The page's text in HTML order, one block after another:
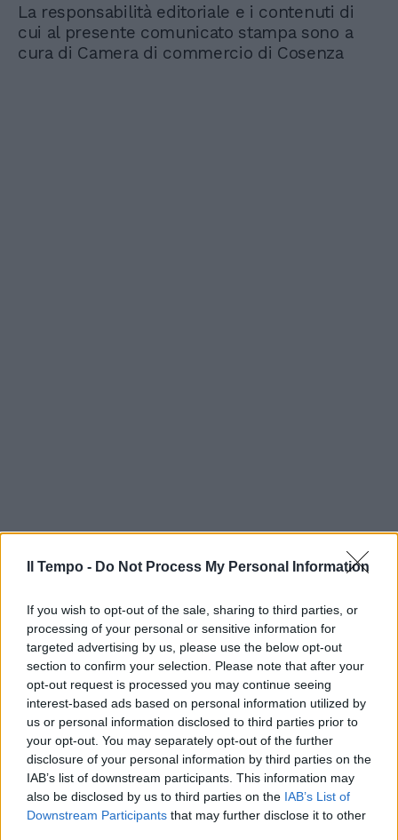
Il Tempo - Do Not Process My Personal Information
If you wish to opt-out of the sale, sharing to third parties, or
processing of your personal or sensitive information for
targeted advertising by us, please use the below opt-out
section to confirm your selection. Please note that after your
opt-out request is processed you may continue seeing
interest-based ads based on personal information utilized by
us or personal information disclosed to third parties prior to
your opt-out. You may separately opt-out of the further
disclosure of your personal information by third parties on the
IAB’s list of downstream participants. This information may
also be disclosed by us to third parties on the IAB’s List of
Downstream Participants that may further disclose it to other
La responsabilità editoriale e i contenuti di
cui al presente comunicato stampa sono a
cura di Camera di commercio di Cosenza
In evidenza